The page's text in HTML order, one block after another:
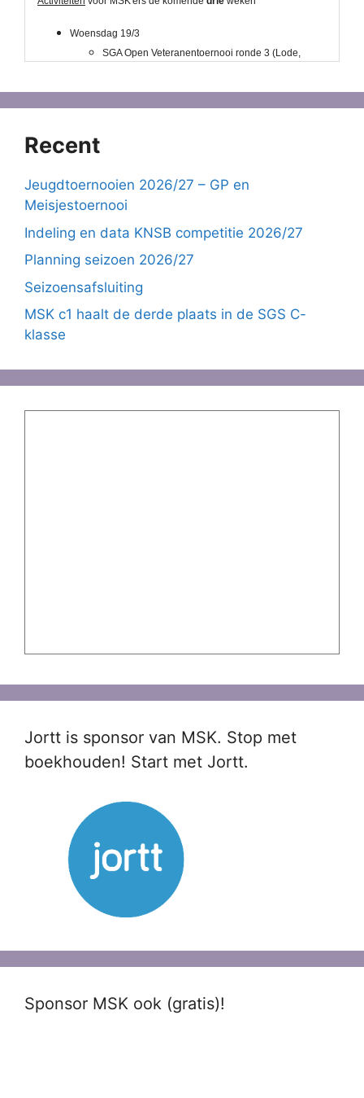
Recent
Jeugdtoernooien 2026/27 – GP en
Meisjestoernooi
Indeling en data KNSB competitie 2026/27
Planning seizoen 2026/27
Seizoensafsluiting
MSK c1 haalt de derde plaats in de SGS C-
klasse
Jortt is sponsor van MSK. Stop met
boekhouden! Start met Jortt.
Sponsor MSK ook (gratis)!